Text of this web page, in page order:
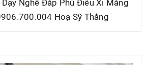
Nghề Đắp Phù Điêu Xi Măng
Hoạ Sỹ Thắng